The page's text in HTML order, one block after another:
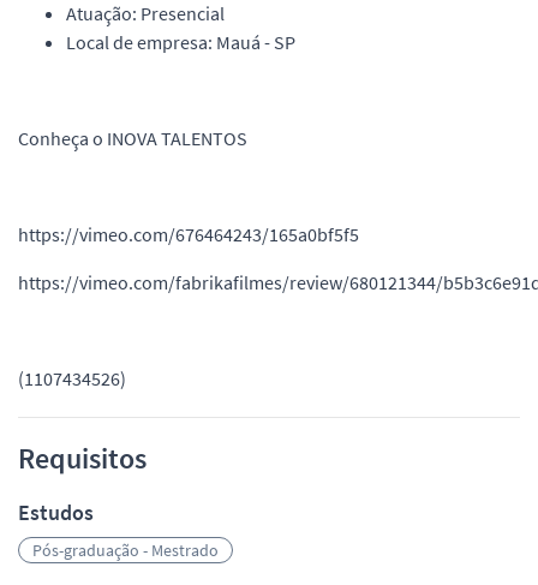
Atuação: Presencial
Local de empresa: Mauá - SP
Conheça o INOVA TALENTOS
https://vimeo.com/676464243/165a0bf5f5
https://vimeo.com/fabrikafilmes/review/680121344/
(1107434526)
Requisitos
Estudos
Pós-graduação - Mestrado